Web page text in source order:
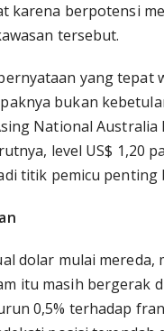
karena berpotensi
tersebut.
yang tepat
bukan
National Australia
level US$ 1,20
titik pemicu penting
dolar mulai mereda,
itu masih bergerak
0,5% terhadap